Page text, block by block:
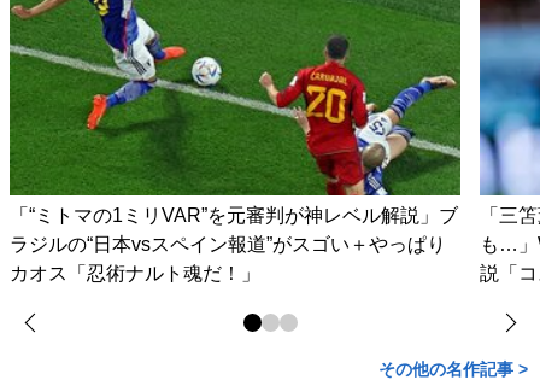
「“ミトマの1ミリVAR”を元審判が神レベル解説」ブ
ラジルの“日本vsスペイン報道”がスゴい＋やっぱり
カオス「忍術ナルト魂だ！」
「三
も…」
説「
その他の名作記事 >